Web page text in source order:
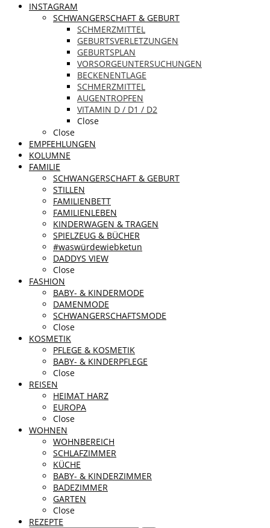
INSTAGRAM
SCHWANGERSCHAFT & GEBURT
SCHMERZMITTEL
GEBURTSVERLETZUNGEN
GEBURTSPLAN
VORSORGEUNTERSUCHUNGEN
BECKENENTLAGE
SCHMERZMITTEL
AUGENTROPFEN
VITAMIN D / D1 / D2
Close
Close
EMPFEHLUNGEN
KOLUMNE
FAMILIE
SCHWANGERSCHAFT & GEBURT
STILLEN
FAMILIENBETT
FAMILIENLEBEN
KINDERWAGEN & TRAGEN
SPIELZEUG & BÜCHER
#waswürdewiebketun
DADDYS VIEW
Close
FASHION
BABY- & KINDERMODE
DAMENMODE
SCHWANGERSCHAFTSMODE
Close
KOSMETIK
PFLEGE & KOSMETIK
BABY- & KINDERPFLEGE
Close
REISEN
HEIMAT HARZ
EUROPA
Close
WOHNEN
WOHNBEREICH
SCHLAFZIMMER
KÜCHE
BABY- & KINDERZIMMER
BADEZIMMER
GARTEN
Close
REZEPTE